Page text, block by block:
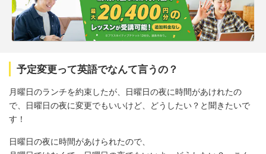
予定変更って英語でなんて言うの？
月曜日のランチを約束したが、日曜日の夜に時間があけれたの
で、日曜日の夜に変更でもいいけど、どうしたい？と聞きたいで
す！
日曜日の夜に時間があけられたので、